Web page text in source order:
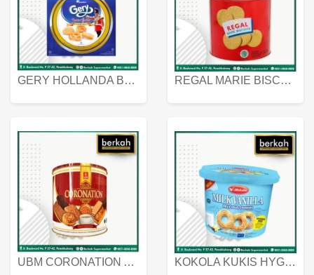
GERY HOLLANDA BUTTER COOKIES 450 GRAM REGAL MARIE BISCUIT KALENG 550 GRAM
UBM CORONATION ASSORTED BISKUIT KALENG 450 GRAM KOKOLA KUKIS HYGIENIC MILK VANILLA PACK 320 GR